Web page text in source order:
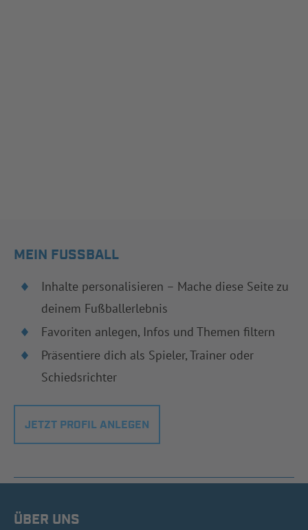
MEIN FUSSBALL
Inhalte personalisieren – Mache diese Seite zu
deinem Fußballerlebnis
Favoriten anlegen, Infos und Themen filtern
Präsentiere dich als Spieler, Trainer oder
Schiedsrichter
JETZT PROFIL ANLEGEN
ÜBER UNS